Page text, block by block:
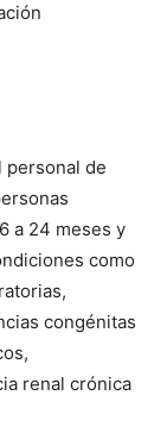
personal de
a 24 meses y
como
congénitas
renal crónica